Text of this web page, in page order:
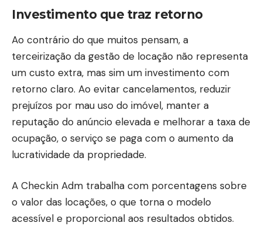
Investimento que traz retorno
Ao contrário do que muitos pensam, a
terceirização da gestão de locação não representa
um custo extra, mas sim um investimento com
retorno claro. Ao evitar cancelamentos, reduzir
prejuízos por mau uso do imóvel, manter a
reputação do anúncio elevada e melhorar a taxa de
ocupação, o serviço se paga com o aumento da
lucratividade da propriedade.
A Checkin Adm trabalha com porcentagens sobre
o valor das locações, o que torna o modelo
acessível e proporcional aos resultados obtidos.